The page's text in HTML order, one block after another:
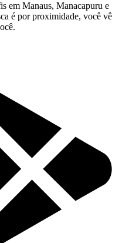
em Manaus, Manacapuru e
é por proximidade, você vê